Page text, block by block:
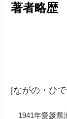
著者略歴
[ながの・ひ
1941年愛媛県